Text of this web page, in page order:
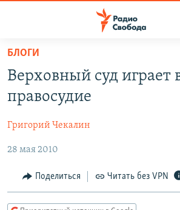
упрощенного
доступа
основному
Вернутся
главной
навигации
ПОДКАСТЫ
АВТОРСКИЕ ПРОЕКТЫ
ЦИТАТЫ СВОБОДЫ
МНЕНИЯ
КУЛЬТУРА
IDEL.РЕАЛИИ
БЛОГИ
Верховный суд играет
правосудие
Григорий Чекалин
28 мая 2010
Поделиться Читать без VPN